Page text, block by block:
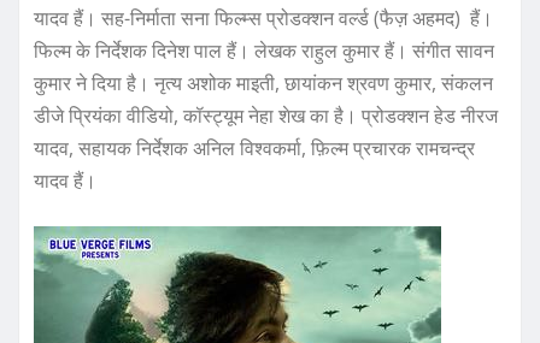
यादव हैं। सह-निर्माता सना फिल्म्स प्रोडक्शन वर्ल्ड (फैज़ अहमद) हैं।
फिल्म के निर्देशक दिनेश पाल हैं। लेखक राहुल कुमार हैं। संगीत सावन
कुमार ने दिया है। नृत्य अशोक माइती, छायांकन श्रवण कुमार, संकलन
डीजे प्रियंका वीडियो, कॉस्ट्यूम नेहा शेख का है। प्रोडक्शन हेड नीरज
यादव, सहायक निर्देशक अनिल विश्वकर्मा, फ़िल्म प्रचारक रामचन्द्र
यादव हैं।